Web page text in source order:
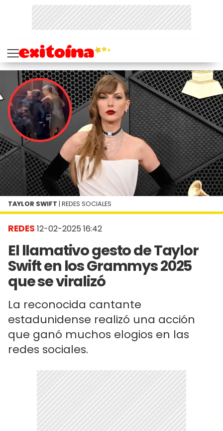
REDES 12-02-2025 16:42
El llamativo gesto de Taylor
Swift en los Grammys 2025
que se viralizó
La reconocida cantante
estadunidense realizó una acción
que ganó muchos elogios en las
redes sociales.
TAYLOR SWIFT | REDES SOCIALES